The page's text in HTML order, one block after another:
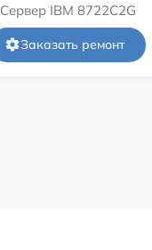
Сервер IBM 8722C2G
Заказать ремонт